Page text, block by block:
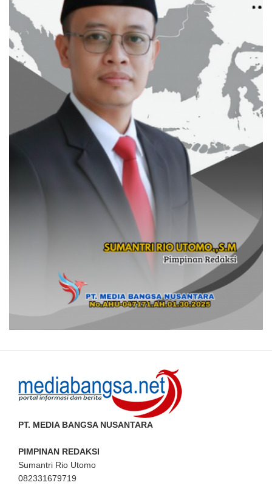
PT. MEDIA BANGSA NUSANTARA
PIMPINAN REDAKSI
Sumantri Rio Utomo
082331679719